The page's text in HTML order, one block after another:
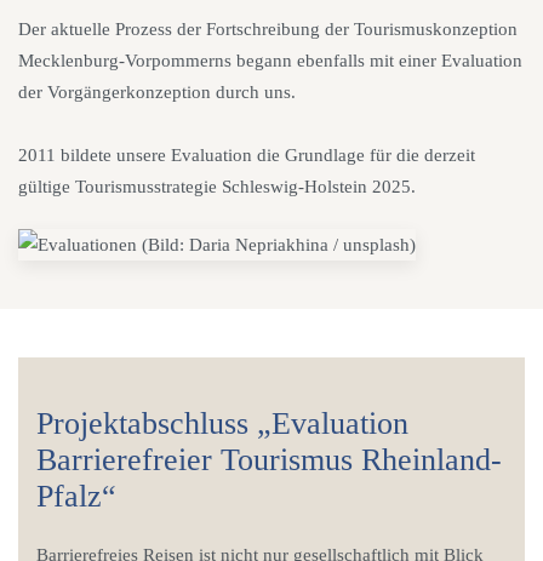
Der aktuelle Prozess der Fortschreibung der Tourismuskonzeption
Mecklenburg-Vorpommerns begann ebenfalls mit einer Evaluation
der Vorgängerkonzeption durch uns.
2011 bildete unsere Evaluation die Grundlage für die derzeit
gültige Tourismusstrategie Schleswig-Holstein 2025.
Projektabschluss „Evaluation
Barrierefreier Tourismus Rheinland-
Pfalz“
Barrierefreies Reisen ist nicht nur gesellschaftlich mit Blick